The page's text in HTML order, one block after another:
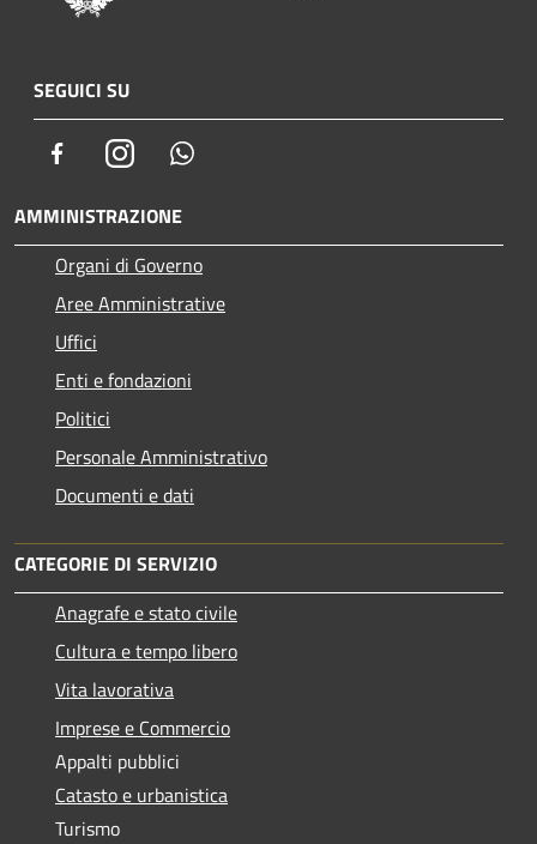
SEGUICI SU
FacebookInstagram
AMMINISTRAZIONE
Organi di Governo
Aree Amministrative
Uffici
Enti e fondazioni
Politici
Personale Amministrativo
Documenti e dati
CATEGORIE DI SERVIZIO
Anagrafe e stato civile
Cultura e tempo libero
Vita lavorativa
Imprese e Commercio
Appalti pubblici
Catasto e urbanistica
Turismo